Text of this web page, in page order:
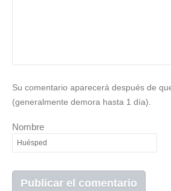
Su comentario aparecerá después de
(generalmente demora hasta 1 día).
Nombre